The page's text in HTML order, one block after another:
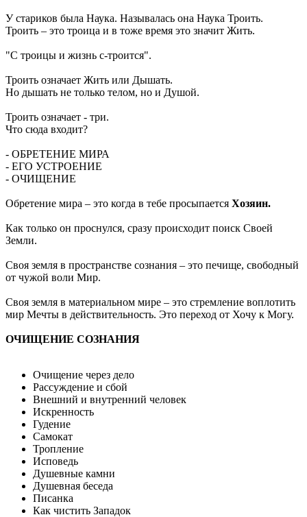
У стариков была Наука. Называлась она Наука Троить.
Троить – это троица и в тоже время это значит Жить.
"С троицы и жизнь с-троится".
Троить означает Жить или Дышать.
Но дышать не только телом, но и Душой.
Троить означает - три.
Что сюда входит?
- ОБРЕТЕНИЕ МИРА
- ЕГО УСТРОЕНИЕ
- ОЧИЩЕНИЕ
Обретение мира – это когда в тебе просыпается Хозяин.
Как только он проснулся, сразу происходит поиск Своей
Земли.
Своя земля в пространстве сознания – это печище, свободный
от чужой воли Мир.
Своя земля в материальном мире – это стремление воплотить
мир Мечты в действительность. Это переход от Хочу к Могу.
ОЧИЩЕНИЕ СОЗНАНИЯ
Очищение через дело
Рассуждение и сбой
Внешний и внутренний человек
Искренность
Гудение
Самокат
Тропление
Исповедь
Душевные камни
Душевная беседа
Писанка
Как чистить Западок